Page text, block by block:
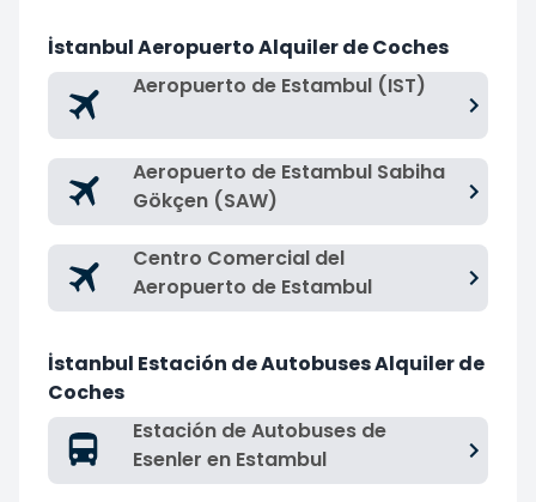
İstanbul Aeropuerto Alquiler de Coches
Aeropuerto de Estambul (IST)
Aeropuerto de Estambul Sabiha
Gökçen (SAW)
Centro Comercial del
Aeropuerto de Estambul
İstanbul Estación de Autobuses Alquiler de
Coches
Estación de Autobuses de
Esenler en Estambul